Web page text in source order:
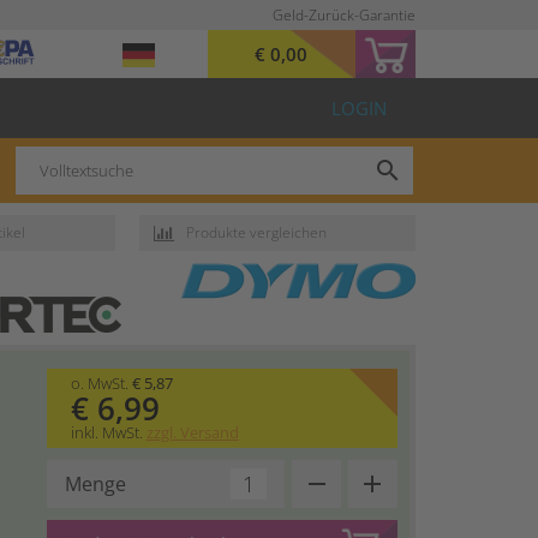
Geld-Zurück-Garantie
€ 0,00
LOGIN
search
Produkte vergleichen
Günstiger als das
o. MwSt. € 5,87
€ 6,99
inkl. MwSt. zzgl. Versand
Menge remove add